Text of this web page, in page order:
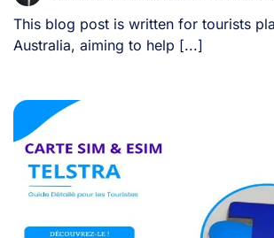
This blog post is written for tourists
Australia, aiming to help [...]